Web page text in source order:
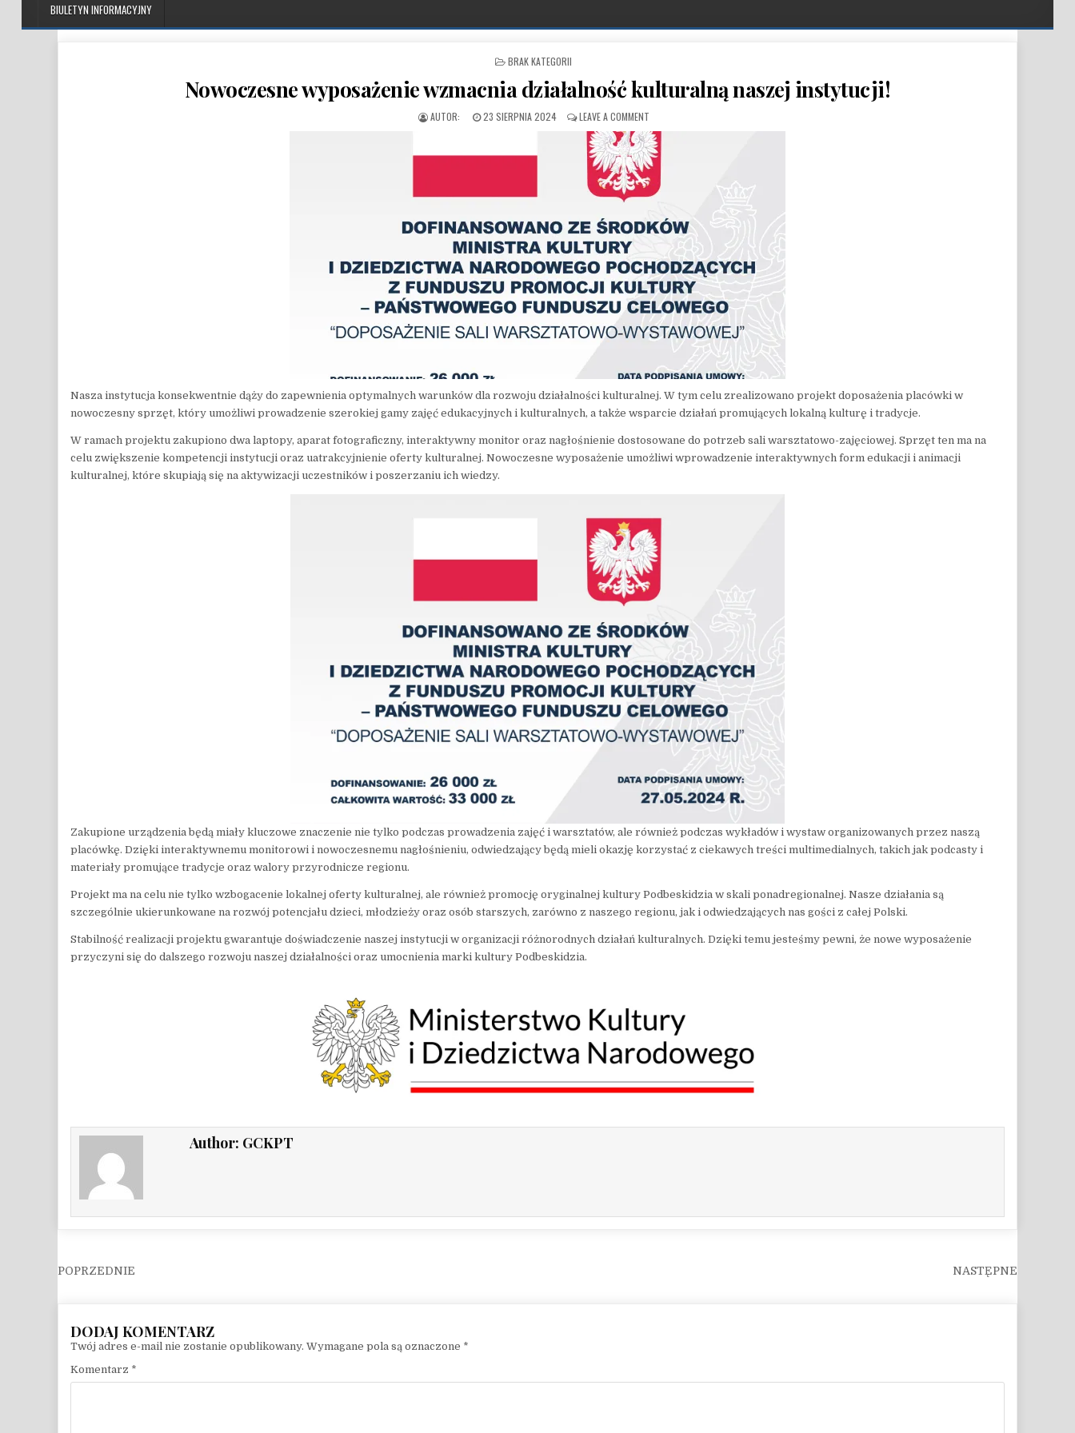
BIULETYN INFORMACYJNY
POSTED IN
BRAK KATEGORII
Nowoczesne wyposażenie wzmacnia działalność kulturalną naszej instytucji!
PUBLISHED DATE:
23 SIERPNIA 2024 LEAVE A COMMENTON NOWOCZESNE WYPOSAŻENIE WZMACNIA DZIAŁALNOŚĆ KULTURALNĄ NASZEJ INSTYTUCJI!
Nasza instytucja konsekwentnie dąży do zapewnienia optymalnych warunków dla rozwoju działalności kulturalnej. W tym celu zrealizowano projekt doposażenia placówki w
nowoczesny sprzęt, który umożliwi prowadzenie szerokiej gamy zajęć edukacyjnych i kulturalnych, a także wsparcie działań promujących lokalną kulturę i tradycje.
W ramach projektu zakupiono dwa laptopy, aparat fotograficzny, interaktywny monitor oraz nagłośnienie dostosowane do potrzeb sali warsztatowo-zajęciowej. Sprzęt ten ma na
celu zwiększenie kompetencji instytucji oraz uatrakcyjnienie oferty kulturalnej. Nowoczesne wyposażenie umożliwi wprowadzenie interaktywnych form edukacji i animacji
kulturalnej, które skupiają się na aktywizacji uczestników i poszerzaniu ich wiedzy.
Zakupione urządzenia będą miały kluczowe znaczenie nie tylko podczas prowadzenia zajęć i warsztatów, ale również podczas wykładów i wystaw organizowanych przez naszą
placówkę. Dzięki interaktywnemu monitorowi i nowoczesnemu nagłośnieniu, odwiedzający będą mieli okazję korzystać z ciekawych treści multimedialnych, takich jak podcasty i
materiały promujące tradycje oraz walory przyrodnicze regionu.
Projekt ma na celu nie tylko wzbogacenie lokalnej oferty kulturalnej, ale również promocję oryginalnej kultury Podbeskidzia w skali ponadregionalnej. Nasze działania są
szczególnie ukierunkowane na rozwój potencjału dzieci, młodzieży oraz osób starszych, zarówno z naszego regionu, jak i odwiedzających nas gości z całej Polski.
Stabilność realizacji projektu gwarantuje doświadczenie naszej instytucji w organizacji różnorodnych działań kulturalnych. Dzięki temu jesteśmy pewni, że nowe wyposażenie
przyczyni się do dalszego rozwoju naszej działalności oraz umocnienia marki kultury Podbeskidzia.
Author: GCKPT
Nawigacja wpisu
Twój adres e-mail nie zostanie opublikowany. Wymagane pola są oznaczone *
Komentarz *